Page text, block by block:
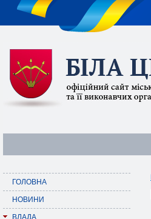
ГОЛОВНА
НОВИНИ
ВЛАДА